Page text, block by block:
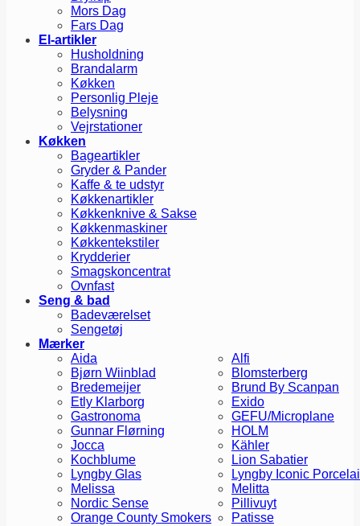
Mors Dag
Fars Dag
El-artikler
Husholdning
Brandalarm
Køkken
Personlig Pleje
Belysning
Vejrstationer
Køkken
Bageartikler
Gryder & Pander
Kaffe & te udstyr
Køkkenartikler
Køkkenknive & Sakse
Køkkenmaskiner
Køkkentekstiler
Krydderier
Smagskoncentrat
Ovnfast
Seng & bad
Badeværelset
Sengetøj
Mærker
Aida
Alfi
Bjørn Wiinblad
Blomsterberg
Bredemeijer
Brund By Scanpan
Etly Klarborg
Exido
Gastronoma
GEFU/Microplane
Gunnar Flørning
HOLM
Jocca
Kähler
Kochblume
Lion Sabatier
Lyngby Glas
Lyngby Iconic
Melissa
Melitta
Nordic Sense
Pillivuyt
Orange County Smokers
Patisse